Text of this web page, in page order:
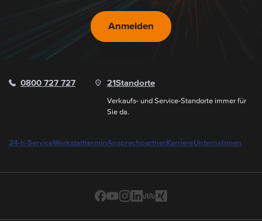
Anmelden
0800 727 727 21 Standorte
Verkaufs- und Service-Standorte immer für
Sie da.
24-h-ServiceWerkstattterminAnsprechpartnerKarriereUnternehmen